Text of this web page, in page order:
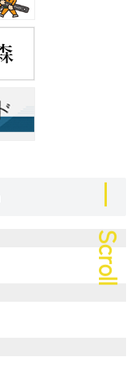
― Scroll